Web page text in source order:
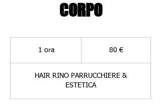
CORPO
1 ora1
80 €
HAIR RINO PARRUCCHIERE &
ESTETICA